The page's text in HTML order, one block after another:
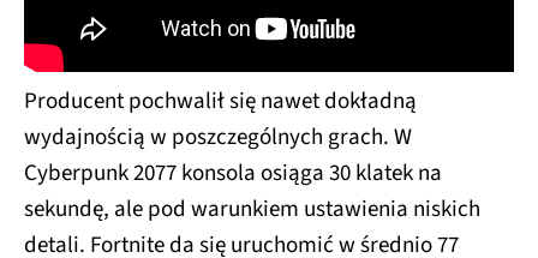
Producent pochwalił się nawet dokładną
wydajnością w poszczególnych grach. W
Cyberpunk 2077 konsola osiąga 30 klatek na
sekundę, ale pod warunkiem ustawienia niskich
detali. Fortnite da się uruchomić w średnio 77